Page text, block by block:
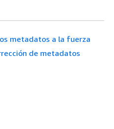
metadatos a la fuerza
de metadatos